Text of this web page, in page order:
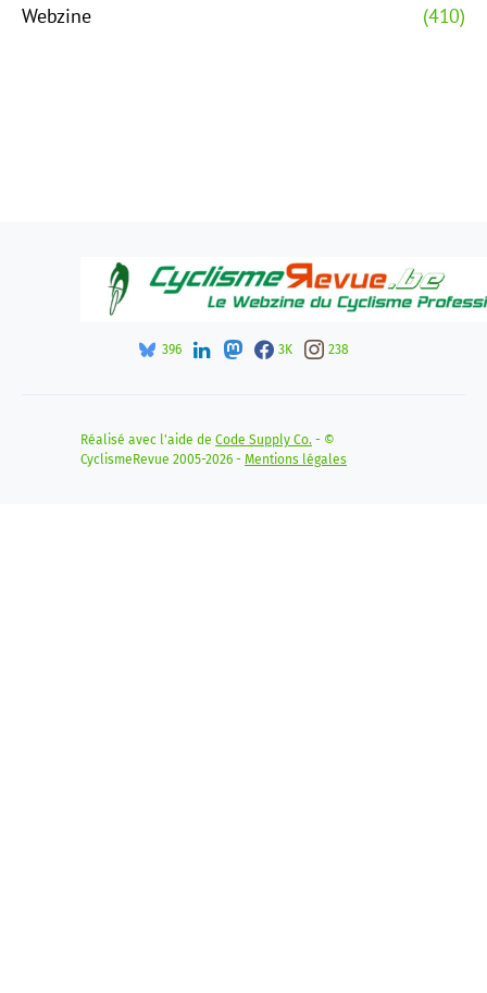
Webzine
(410)
396 3K 238
Réalisé avec l'aide de Code Supply Co. - ©
CyclismeRevue 2005-2026 - Mentions légales